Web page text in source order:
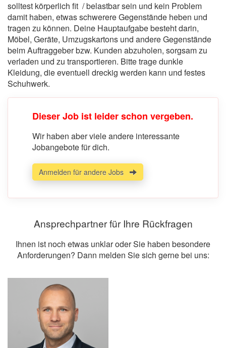
solltest körperlich fit / belastbar sein und kein Problem
damit haben, etwas schwerere Gegenstände heben und
tragen zu können. Deine Hauptaufgabe besteht darin,
Möbel, Geräte, Umzugskartons und andere Gegenstände
beim Auftraggeber bzw. Kunden abzuholen, sorgsam zu
verladen und zu transportieren. Bitte trage dunkle
Kleidung, die eventuell dreckig werden kann und festes
Schuhwerk.
Dieser Job ist leider schon vergeben.
Wir haben aber viele andere interessante
Jobangebote für dich.
Anmelden für andere Jobs
Ansprechpartner für Ihre Rückfragen
Ihnen ist noch etwas unklar oder Sie haben besondere
Anforderungen? Dann melden Sie sich gerne bei uns: